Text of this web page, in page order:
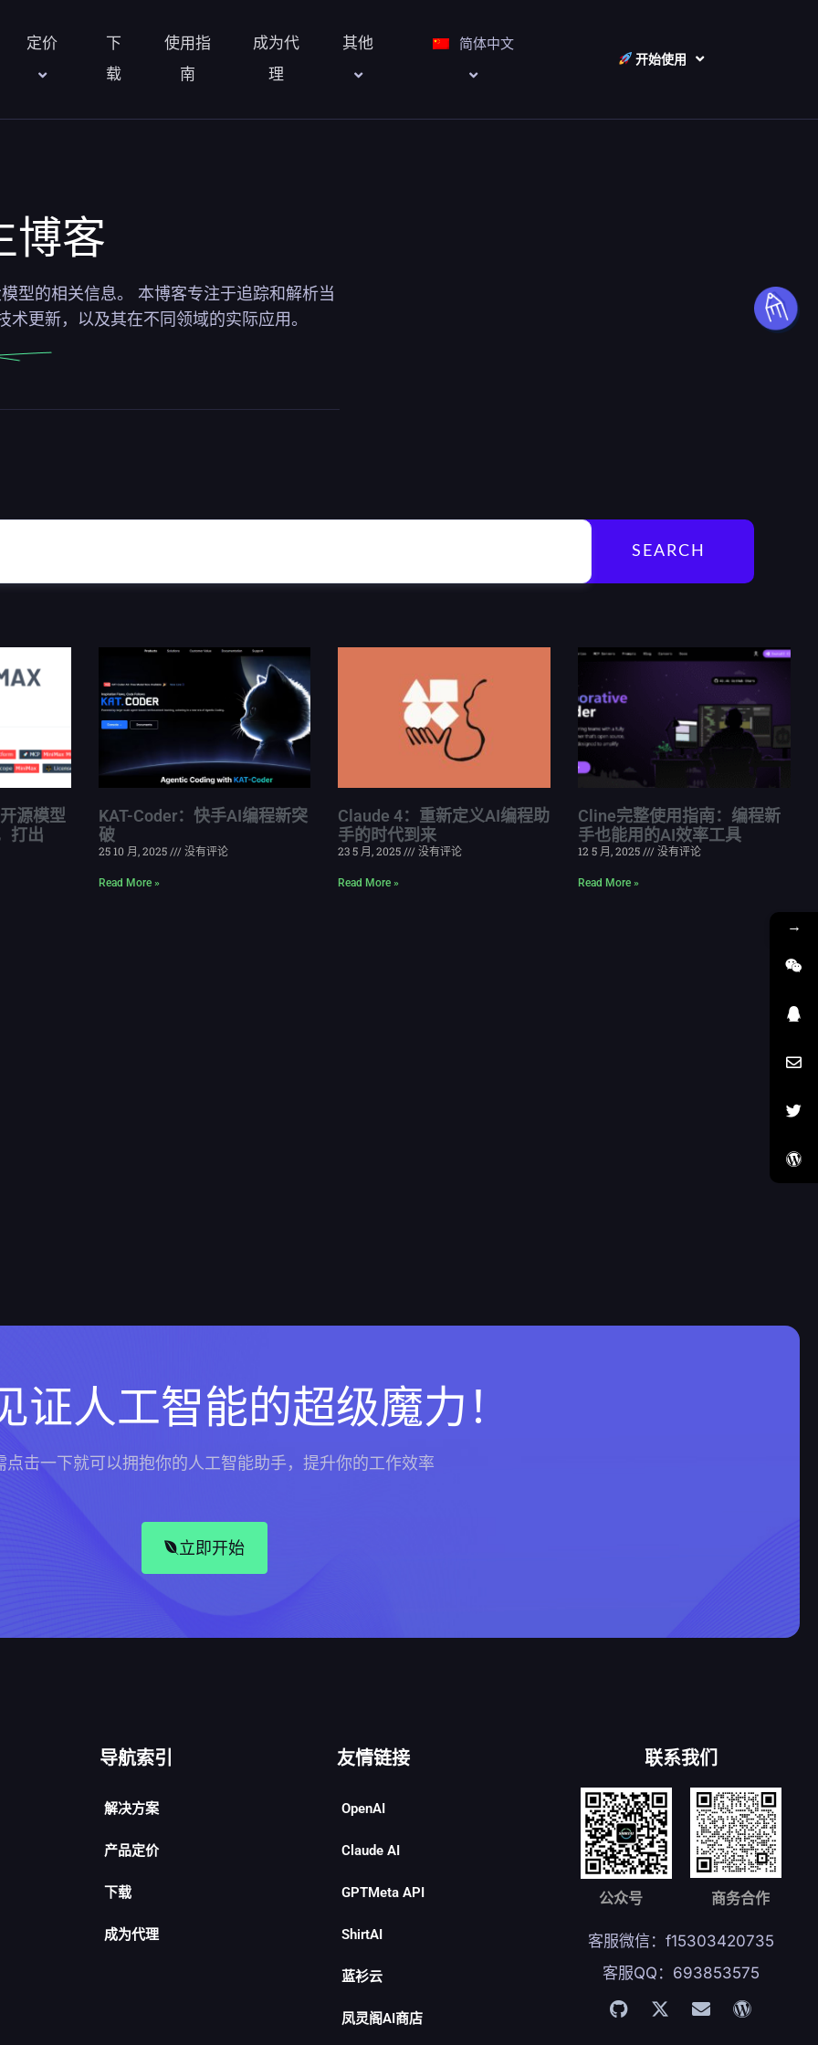
定价
下
载
使用指
南
成为代
理
其他 简体中文
开始使用
博客
型的相关信息。 本博客专注于追踪和解析当
更新，以及其在不同领域的实际应用。
SEARCH
源模型
打出
KAT-Coder：快手AI编程新突
破
25 10 月, 2025 没有评论
Read More »
Claude 4：重新定义AI编程助
手的时代到来
23 5 月, 2025 没有评论
Read More »
Cline完整使用指南：编程新
手也能用的AI效率工具
12 5 月, 2025 没有评论
Read More »
证人工智能的超级魔力！
点击一下就可以拥抱你的人工智能助手，提升你的工作效率
立即开始
导航索引
解决方案
产品定价
下载
成为代理
友情链接
OpenAI
Claude AI
GPTMeta API
ShirtAI
蓝衫云
凤灵阁AI商店
联系我们
公众号 商务合作
客服微信：f15303420735
客服QQ：693853575
→